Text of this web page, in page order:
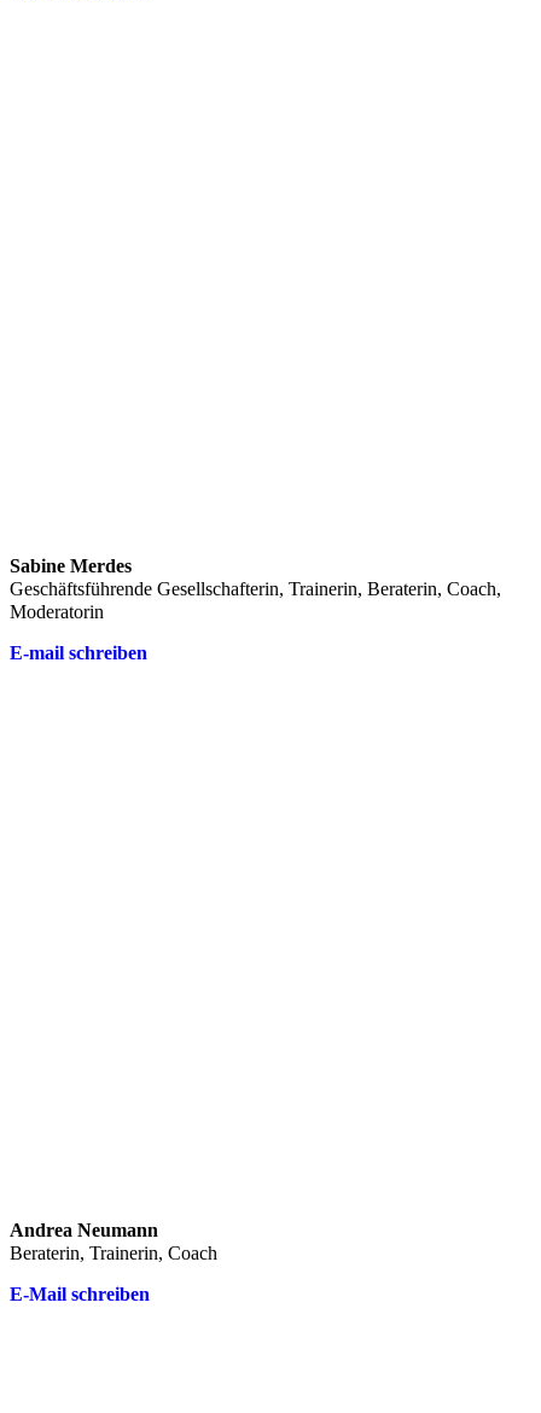
Sabine Merdes
Geschäftsführende Gesellschafterin, Trainerin, Beraterin, Coach,
Moderatorin
E-mail schreiben
Andrea Neumann
Beraterin, Trainerin, Coach
E-Mail schreiben